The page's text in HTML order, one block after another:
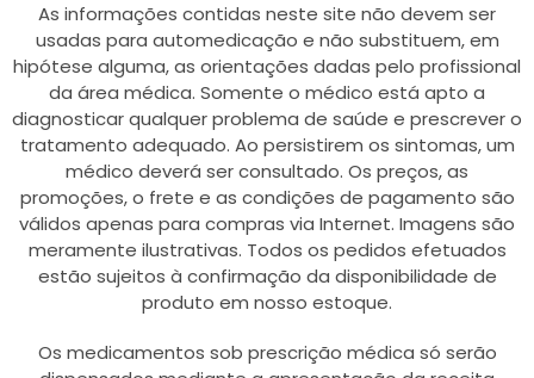
As informações contidas neste site não devem ser
usadas para automedicação e não substituem, em
hipótese alguma, as orientações dadas pelo profissional
da área médica. Somente o médico está apto a
diagnosticar qualquer problema de saúde e prescrever o
tratamento adequado. Ao persistirem os sintomas, um
médico deverá ser consultado. Os preços, as
promoções, o frete e as condições de pagamento são
válidos apenas para compras via Internet. Imagens são
meramente ilustrativas. Todos os pedidos efetuados
estão sujeitos à confirmação da disponibilidade de
produto em nosso estoque.
Os medicamentos sob prescrição médica só serão